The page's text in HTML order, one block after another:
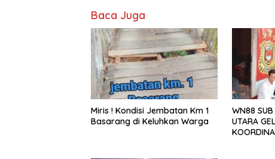
Baca Juga
Miris ! Kondisi Jembatan Km 1
Basarang di Keluhkan Warga
WN88 SUB
UTARA